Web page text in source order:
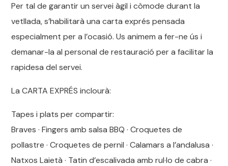
Per tal de garantir un servei àgil i còmode durant la
vetllada, s’habilitarà una carta exprés pensada
especialment per a l’ocasió. Us animem a fer-ne ús i
demanar-la al personal de restauració per a facilitar la
rapidesa del servei.
La CARTA EXPRÉS inclourà:
Tapes i plats per compartir:
Braves · Fingers amb salsa BBQ · Croquetes de
pollastre · Croquetes de pernil · Calamars a l’andalusa ·
Natxos Laietà · Tatin d’escalivada amb rul·lo de cabra ·